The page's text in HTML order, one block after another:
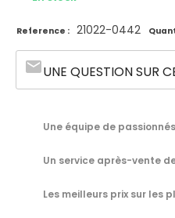
Reference : 21022-0442
emailUNE QUESTION SUR
Une équipe de
Un service après-vente
Les meilleurs prix sur les